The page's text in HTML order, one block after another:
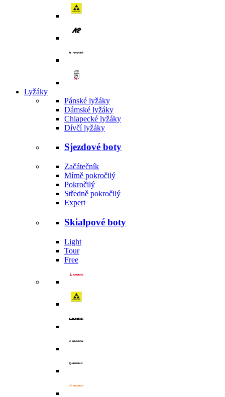
Lyžáky
Pánské lyžáky
Dámské lyžáky
Chlapecké lyžáky
Dívčí lyžáky
Sjezdové boty
Začátečník
Mírně pokročilý
Pokročilý
Středně pokročilý
Expert
Skialpové boty
Light
Tour
Free